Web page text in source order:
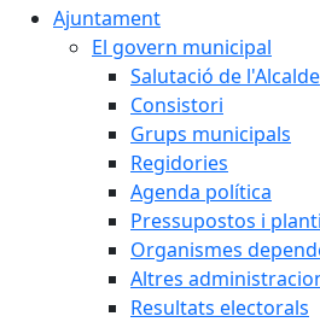
Ajuntament
El govern municipal
Salutació de l'Alcalde
Consistori
Grups municipals
Regidories
Agenda política
Pressupostos i
Organismes
Altres
Resultats electorals